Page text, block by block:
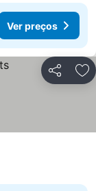
Ver preços
Partilhar